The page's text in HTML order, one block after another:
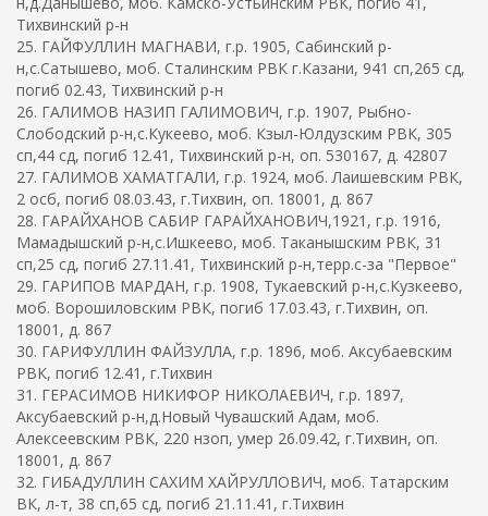
Тихвинский р-н
25. ГАЙФУЛЛИН МАГНАВИ, г.р. 1905, Сабинский р-
н,с.Сатышево, моб. Сталинским РВК г.Казани, 941 сп,265 сд,
погиб 02.43, Тихвинский р-н
26. ГАЛИМОВ НАЗИП ГАЛИМОВИЧ, г.р. 1907, Рыбно-
Слободский р-н,с.Кукеево, моб. Кзыл-Юлдузским РВК, 305
сп,44 сд, погиб 12.41, Тихвинский р-н, оп. 530167, д. 42807
27. ГАЛИМОВ ХАМАТГАЛИ, г.р. 1924, моб. Лаишевским РВК,
2 осб, погиб 08.03.43, г.Тихвин, оп. 18001, д. 867
28. ГАРАЙХАНОВ САБИР ГАРАЙХАНОВИЧ,1921, г.р. 1916,
Мамадышский р-н,с.Ишкеево, моб. Таканышским РВК, 31
сп,25 сд, погиб 27.11.41, Тихвинский р-н,терр.с-за "Первое"
29. ГАРИПОВ МАРДАН, г.р. 1908, Тукаевский р-н,с.Кузкеево,
моб. Ворошиловским РВК, погиб 17.03.43, г.Тихвин, оп.
18001, д. 867
30. ГАРИФУЛЛИН ФАЙЗУЛЛА, г.р. 1896, моб. Аксубаевским
РВК, погиб 12.41, г.Тихвин
31. ГЕРАСИМОВ НИКИФОР НИКОЛАЕВИЧ, г.р. 1897,
Аксубаевский р-н,д.Новый Чувашский Адам, моб.
Алексеевским РВК, 220 нзоп, умер 26.09.42, г.Тихвин, оп.
18001, д. 867
32. ГИБАДУЛЛИН САХИМ ХАЙРУЛЛОВИЧ, моб. Татарским
ВК, л-т, 38 сп,65 сд, погиб 21.11.41, г.Тихвин